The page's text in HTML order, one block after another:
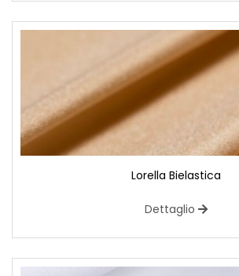
Lorella Bielastica
Dettaglio